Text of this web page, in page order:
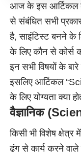
आज के इस आर्टिकल
से संबंधित सभी
है, साइंटिस्ट बनने के
के लिए कौन से कोर्स
इन सभी विषयों के
इसलिए आर्टिकल
के लिए योग्यता क्या
वैज्ञानिक
किसी भी विशेष क्षेत्र
ढंग से कार्य करने वाले